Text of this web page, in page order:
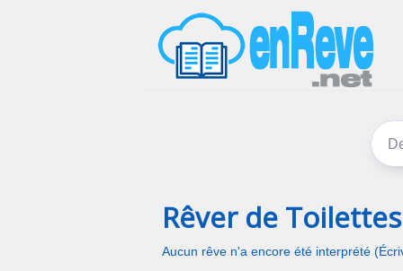
Rêver de
Aucun rêve n'a encore été interprété